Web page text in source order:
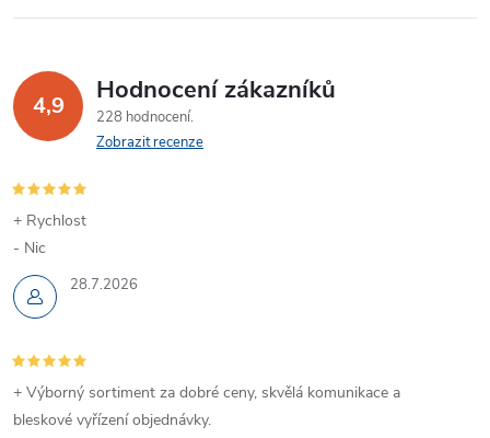
4,9 Hodnocení zákazníků
228 hodnocení
Zobrazit recenze
28.7.2026
+ Rychlost
- Nic
+ Výborný sortiment za dobré ceny, skvělá komunikace a
bleskové vyřízení objednávky.